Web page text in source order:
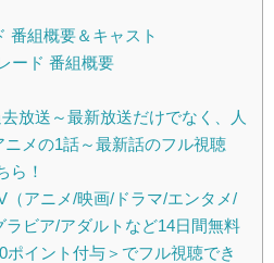
番組概要＆キャスト
ード 番組概要
放送～最新放送だけでなく、人
メの1話～最新話のフル視聴
ら！
アニメ/映画/ドラマ/エンタメ/
ビア/アダルトなど14日間無料
ポイント付与＞でフル視聴でき